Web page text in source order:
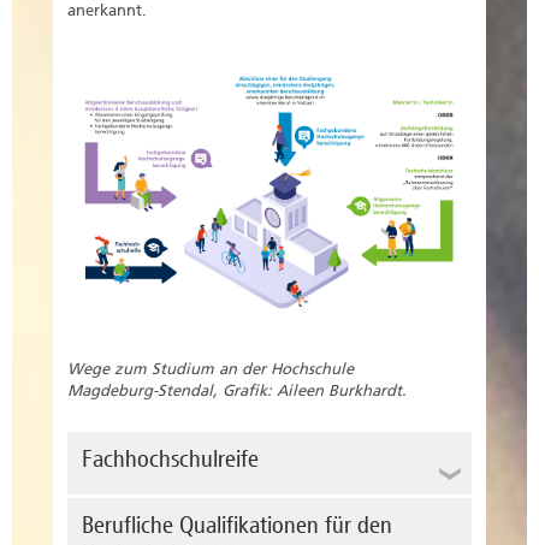
anerkannt.
Wege zum Studium an der Hochschule
Magdeburg-Stendal, Grafik: Aileen Burkhardt.
Fachhochschulreife
Der Nachweis über die Fachhochschulreife
kann erfolgen durch:
Berufliche Qualifikationen für den